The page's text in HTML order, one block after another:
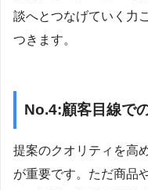
談へとつなげていく力
つきます。
No.4:顧客目線で
提案のクオリティを高
が重要です。ただ商品